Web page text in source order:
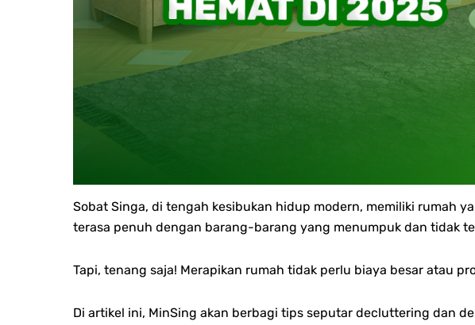
Sobat Singa, di tengah kesibukan hidup modern, memiliki rumah
terasa penuh dengan barang-barang yang menumpuk dan tidak
Tapi, tenang saja! Merapikan rumah tidak perlu biaya besar atau
Di artikel ini, MinSing akan berbagi tips seputar decluttering dan